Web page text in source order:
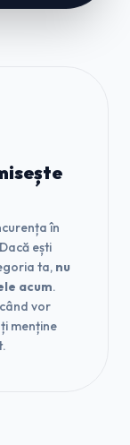
în
ești
ta, nu
acum.
vor
menține